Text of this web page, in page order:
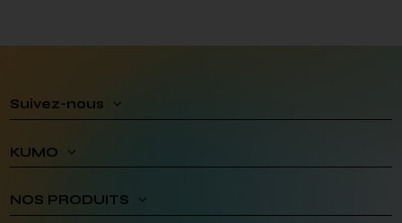
Suivez-nous
KUMO
NOS PRODUITS